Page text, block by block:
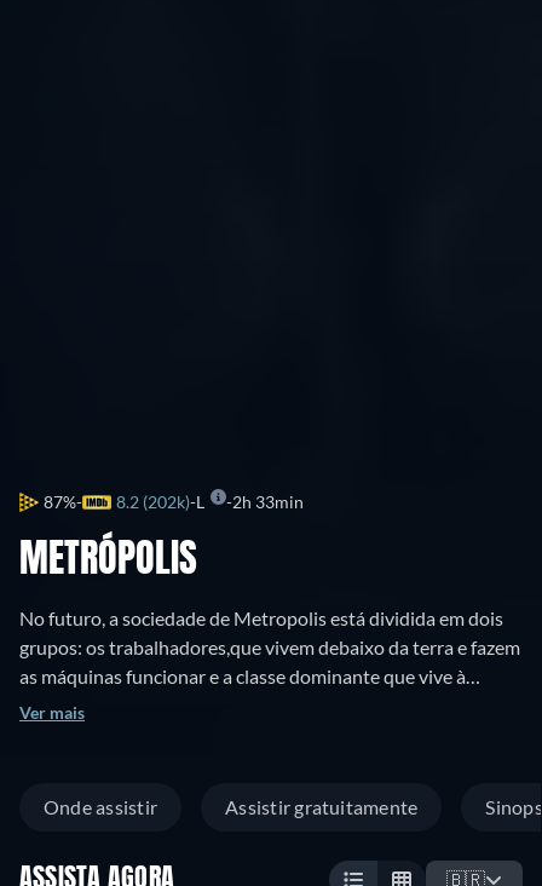
87% 8.2 (202k) L 2h 33min
METRÓPOLIS
No futuro, a sociedade de Metropolis está dividida em dois
grupos: os trabalhadores,que vivem debaixo da terra e fazem
as máquinas funcionar e a classe dominante que vive à
suprefície. Os trabalhadores são dirigidos por Maria que
Fredersen, o filho do senhor de Metropolis, Joh Fredersen e
já não são necessários a Metropolis e usa um robô para fingir
Ver mais
Onde assistir Assistir gratuitamente
ASSISTA AGORA 🇧🇷